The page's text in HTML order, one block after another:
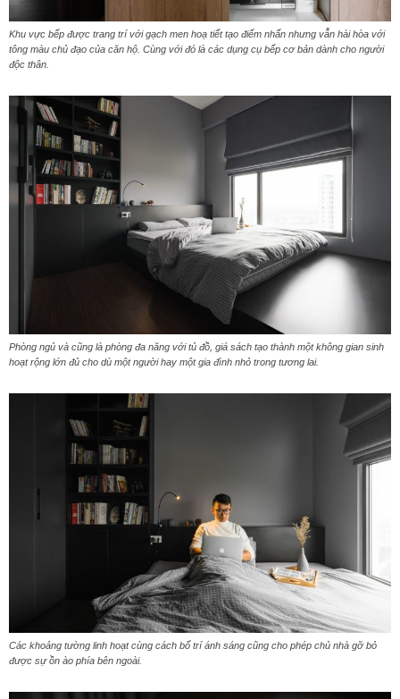
Khu vực bếp được trang trí với gạch men hoạ tiết tạo điểm nhấn nhưng vẫn hài hòa với
tông màu chủ đạo của căn hộ. Cùng với đó là các dụng cụ bếp cơ bản dành cho người
độc thân.
Phòng ngủ và cũng là phòng đa năng với tủ đồ, giá sách tạo thành một không gian sinh
hoạt rộng lớn đủ cho dù một người hay một gia đình nhỏ trong tương lai.
Các khoảng tường linh hoạt cùng cách bố trí ánh sáng cũng cho phép chủ nhà gỡ bỏ
được sự ồn ào phía bên ngoài.